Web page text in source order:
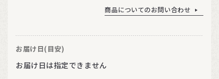
商品についてのお問い合わせ
お届け日(目安)
お届け日は指定できません